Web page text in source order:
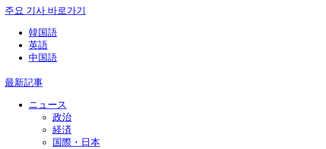
주요 기사 바로가기
韓国語
英語
中国語
最新記事
ニュース
政治
経済
国際・日本